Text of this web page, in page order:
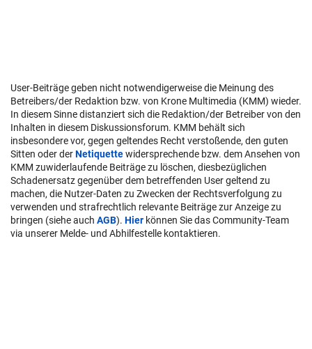
User-Beiträge geben nicht notwendigerweise die Meinung des
Betreibers/der Redaktion bzw. von Krone Multimedia (KMM) wieder.
In diesem Sinne distanziert sich die Redaktion/der Betreiber von den
Inhalten in diesem Diskussionsforum. KMM behält sich
insbesondere vor, gegen geltendes Recht verstoßende, den guten
Sitten oder derNetiquettewidersprechende bzw. dem Ansehen von
KMM zuwiderlaufende Beiträge zu löschen, diesbezüglichen
Schadenersatz gegenüber dem betreffenden User geltend zu
machen, die Nutzer-Daten zu Zwecken der Rechtsverfolgung zu
verwenden und strafrechtlich relevante Beiträge zur Anzeige zu
bringen (siehe auch AGB). Hier können Sie das Community-Team
via unserer Melde- und Abhilfestelle kontaktieren.